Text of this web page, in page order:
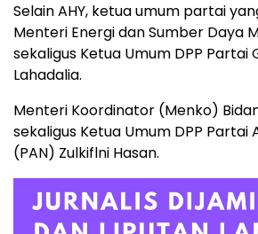
Selain AHY, ketua umum partai
Menteri Energi dan Sumber Daya
sekaligus Ketua Umum DPP Partai
Lahadalia.
Menteri Koordinator (Menko)
sekaligus Ketua Umum DPP Partai
(PAN) Zulkiflni Hasan.